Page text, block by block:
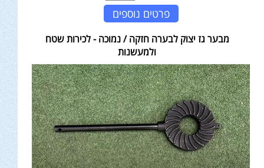
פרטים נוספים
מבער גז יצוק לבערה חזקה / נמוכה - לכירות שטח
ולמעשנות